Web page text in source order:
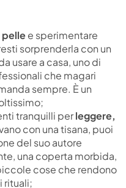
pellee sperimentare
sorprenderla con un
usare a casa, uno di
che magari
sempre. È un
tranquilli perleggere,
con una tisana, puoi
del suo autore
una coperta morbida,
cose che rendono
rituali;